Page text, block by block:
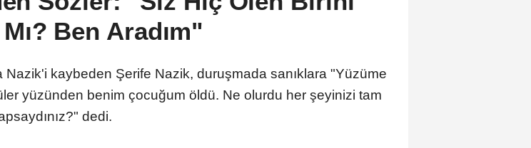
Mı? Ben Aradım"
Nazik'i kaybeden Şerife Nazik, duruşmada sanıklara "Yüzüme
yüzünden benim çocuğum öldü. Ne olurdu her şeyinizi tam
dedi.